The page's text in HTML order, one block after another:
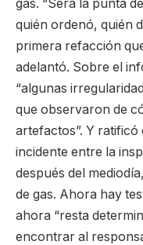
gas. “Será la punta
quién ordenó, quién
primera refacción
adelantó. Sobre el
“algunas
que observaron de
artefactos”. Y ratificó
incidente entre la
después del
de gas. Ahora hay
ahora “resta
encontrar al